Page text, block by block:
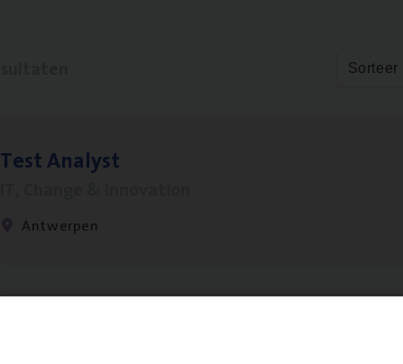
Sorteer
Test Ana­lyst
Antwerpen